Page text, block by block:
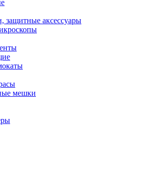
защитные аксессуары
мешки